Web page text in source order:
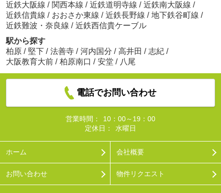
近鉄大阪線 / 関西本線 / 近鉄道明寺線 / 近鉄南大阪線 /
近鉄信貴線 / おおさか東線 / 近鉄長野線 / 地下鉄谷町線 /
近鉄難波・奈良線 / 近鉄西信貴ケーブル
駅から探す
柏原 / 堅下 / 法善寺 / 河内国分 / 高井田 / 志紀 /
大阪教育大前 / 柏原南口 / 安堂 / 八尾
電話でお問い合わせ
営業時間：
10：00～19：00
定休日：
水曜日
ホーム 会社概要
お問い合わせ 物件リクエスト